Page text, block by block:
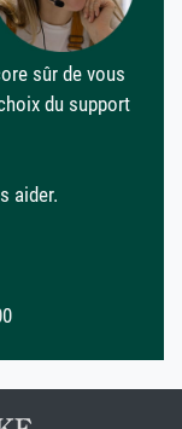
sûr de vous
du support
aider.